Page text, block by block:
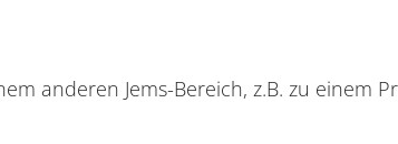
anderen Jems-Bereich, z.B. zu einem